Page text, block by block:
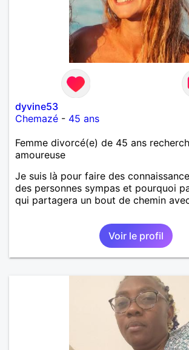
dyvine53
Chemazé - 45 ans
Femme divorcé(e) de 45 ans
amoureuse
Je suis là pour faire des
des personnes sympas et pourquoi
qui partagera un bout de chemin
Voir le profil